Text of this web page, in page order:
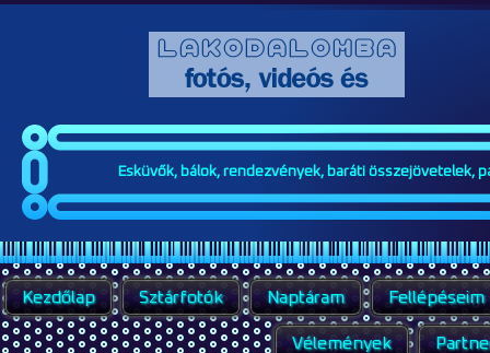
Esküvők, bálok, rendezvények, baráti összejövetelek,
Kezdőlap Sztárfotók Naptáram Fellépéseim
Vélemények